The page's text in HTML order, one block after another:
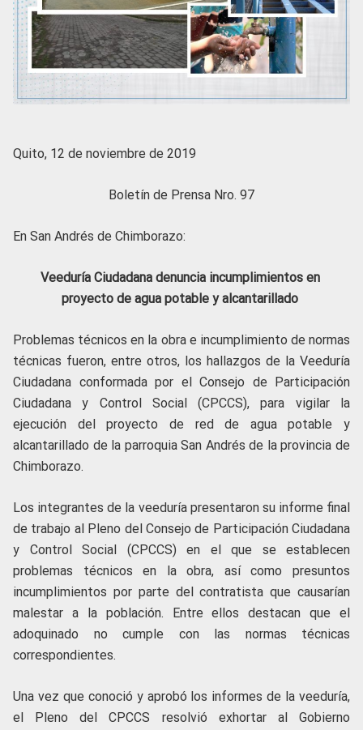
Quito, 12 de noviembre de 2019
Boletín de Prensa Nro. 97
En San Andrés de Chimborazo:
Veeduría Ciudadana denuncia incumplimientos en
proyecto de agua potable y alcantarillado
Problemas técnicos en la obra e incumplimiento de normas
técnicas fueron, entre otros, los hallazgos de la Veeduría
Ciudadana conformada por el Consejo de Participación
Ciudadana y Control Social (CPCCS), para vigilar la
ejecución del proyecto de red de agua potable y
alcantarillado de la parroquia San Andrés de la provincia de
Chimborazo.
Los integrantes de la veeduría presentaron su informe final
de trabajo al Pleno del Consejo de Participación Ciudadana
y Control Social (CPCCS) en el que se establecen
problemas técnicos en la obra, así como presuntos
incumplimientos por parte del contratista que causarían
malestar a la población. Entre ellos destacan que el
adoquinado no cumple con las normas técnicas
correspondientes.
Una vez que conoció y aprobó los informes de la veeduría,
el Pleno del CPCCS resolvió exhortar al Gobierno